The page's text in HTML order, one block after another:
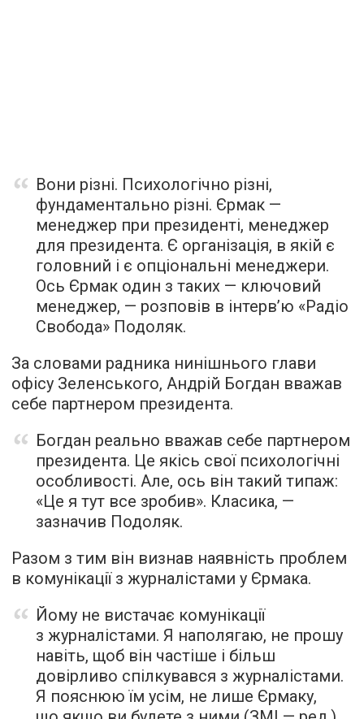
Вони різні. Психологічно різні,
фундаментально різні. Єрмак —
менеджер при президенті, менеджер
для президента. Є організація, в якій є
головний і є опціональні менеджери.
Ось Єрмак один з таких — ключовий
менеджер, — розповів в інтерв’ю «Радіо
Свобода» Подоляк.
За словами радника нинішнього глави
офісу Зеленського, Андрій Богдан вважав
себе партнером президента.
Богдан реально вважав себе партнером
президента. Це якісь свої психологічні
особливості. Але, ось він такий типаж:
«Це я тут все зробив». Класика, —
зазначив Подоляк.
Разом з тим він визнав наявність проблем
в комунікації з журналістами у Єрмака.
Йому не вистачає комунікації
з журналістами. Я наполягаю, не прошу
навіть, щоб він частіше і більш
довірливо спілкувався з журналістами.
Я пояснюю їм усім, не лише Єрмаку,